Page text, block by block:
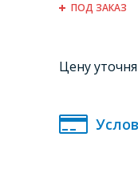
ПОД ЗАКАЗ
Цену